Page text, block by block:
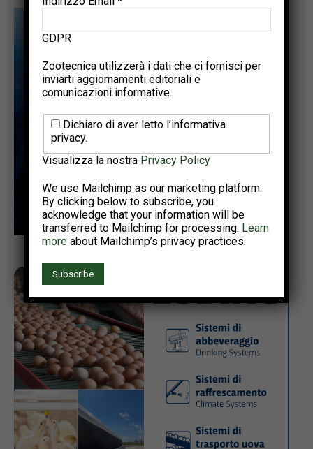
GDPR
Zootecnica utilizzerà i dati che ci fornisci per
inviarti aggiornamenti editoriali e
comunicazioni informative.
Dichiaro di aver letto l’informativa
privacy.
Visualizza la nostra Privacy Policy
We use Mailchimp as our marketing platform.
By clicking below to subscribe, you
acknowledge that your information will be
transferred to Mailchimp for processing. Learn
more about Mailchimp’s privacy practices.